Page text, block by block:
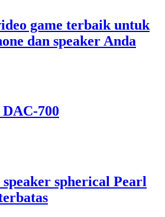
game terbaik untuk
dan speaker Anda
700
speaker spherical Pearl